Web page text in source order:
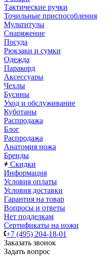
Тактические ручки
Точильные приспособления
Мультитулы
Снаряжение
Посуда
Рюкзаки и сумки
Одежда
Паракорд
Аксессуары
Чехлы
Бусины
Уход и обслуживание
Куботаны
Распродажа
Блог
Распродажа
Анатомия ножа
Бренды
Скидки
Информация
Условия оплаты
Условия доставки
Гарантия на товар
Вопросы и ответы
Нет подделкам
Сертификаты на ножи
+7 (495) 204-18-01
Заказать звонок
Задать вопрос